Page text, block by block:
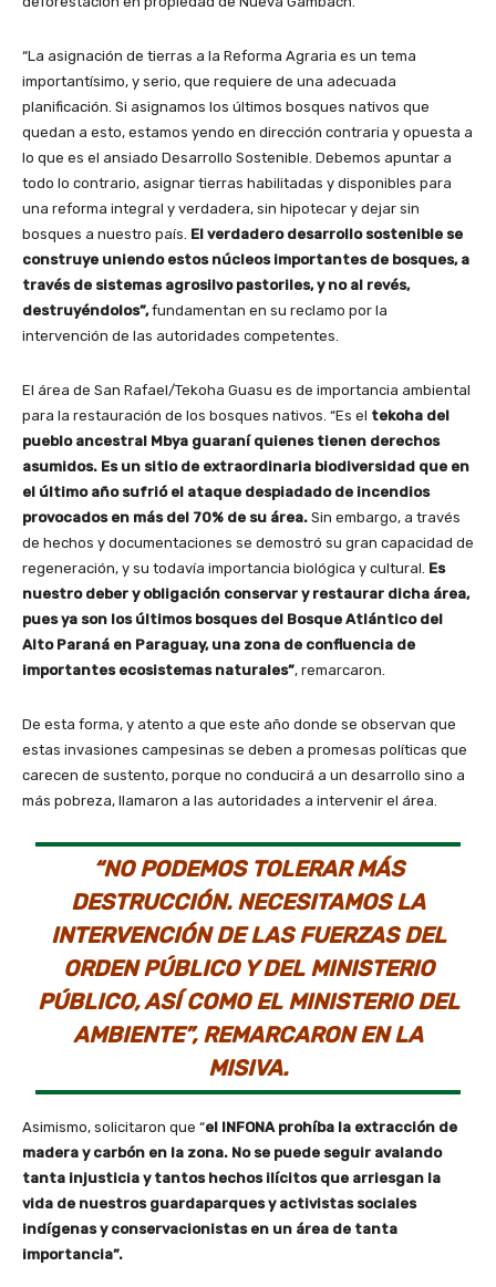
“La asignación de tierras a la Reforma Agraria es un tema
importantísimo, y serio, que requiere de una adecuada
planificación. Si asignamos los últimos bosques nativos que
quedan a esto, estamos yendo en dirección contraria y opuesta a
lo que es el ansiado Desarrollo Sostenible. Debemos apuntar a
todo lo contrario, asignar tierras habilitadas y disponibles para
una reforma integral y verdadera, sin hipotecar y dejar sin
bosques a nuestro país. El verdadero desarrollo sostenible se
construye uniendo estos núcleos importantes de bosques, a
través de sistemas agrosilvo pastoriles, y no al revés,
destruyéndolos”,fundamentan en su reclamo por la
intervención de las autoridades competentes.
El área de San Rafael/Tekoha Guasu es de importancia ambiental
para la restauración de los bosques nativos. “Es el tekoha del
pueblo ancestral Mbya guaraní quienes tienen derechos
asumidos. Es un sitio de extraordinaria biodiversidad que en
el último año sufrió el ataque despiadado de incendios
provocados en más del 70% de su área. Sin embargo, a través
de hechos y documentaciones se demostró su gran capacidad de
regeneración, y su todavía importancia biológica y cultural. Es
nuestro deber y obligación conservar y restaurar dicha área,
pues ya son los últimos bosques del Bosque Atlántico del
Alto Paraná en Paraguay, una zona de confluencia de
importantes ecosistemas naturales”, remarcaron.
De esta forma, y atento a que este año donde se observan que
estas invasiones campesinas se deben a promesas políticas que
carecen de sustento, porque no conducirá a un desarrollo sino a
más pobreza, llamaron a las autoridades a intervenir el área.
“NO PODEMOS TOLERAR MÁS
DESTRUCCIÓN. NECESITAMOS LA
INTERVENCIÓN DE LAS FUERZAS DEL
ORDEN PÚBLICO Y DEL MINISTERIO
PÚBLICO, ASÍ COMO EL MINISTERIO DEL
AMBIENTE”, REMARCARON EN LA
MISIVA.
Asimismo, solicitaron que “el INFONA prohíba la extracción de
madera y carbón en la zona. No se puede seguir avalando
tanta injusticia y tantos hechos ilícitos que arriesgan la
vida de nuestros guardaparques y activistas sociales
indígenas y conservacionistas en un área de tanta
importancia”.